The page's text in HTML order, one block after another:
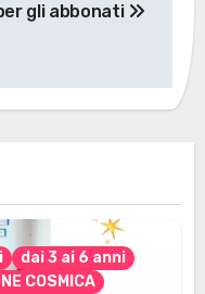
gli abbonati
dai 3 ai 6 anni
COSMICA